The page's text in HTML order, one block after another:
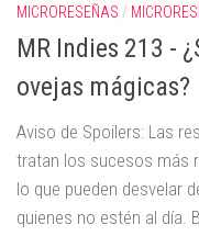
MICRORESEÑAS /
MR Indies 213 -
ovejas mágicas?
Aviso de Spoilers: Las
tratan los sucesos más
lo que pueden desvelar
quienes no estén al día.